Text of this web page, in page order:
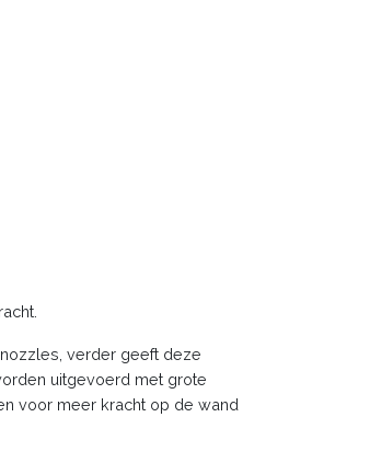
verder geeft deze
uitgevoerd met grote
voor meer kracht op de wand